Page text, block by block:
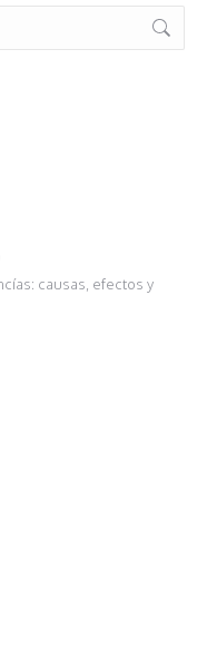
causas, efectos y